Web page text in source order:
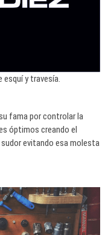
esquí y travesía.
fama por controlar la
óptimos creando el
evitando esa molesta